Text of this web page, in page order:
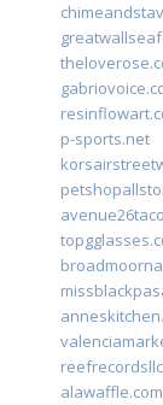
p-sports.net
alawaffle.com